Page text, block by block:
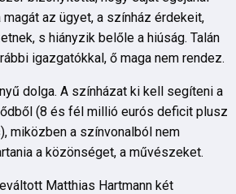
az ügyet, a színház érdekeit,
s hiányzik belőle a hiúság. Talán
igazgatókkal, ő maga nem rendez.
dolga. A színházat ki kell segíteni a
(8 és fél millió eurós deficit plusz
miközben a színvonalból nem
a közönséget, a művészeket.
Matthias Hartmann két